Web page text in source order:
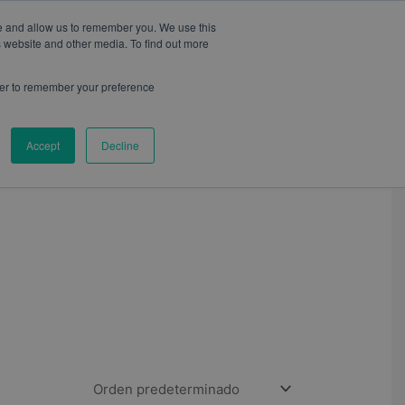
allow us to remember you. We use this
and other media. To find out more
to remember your preference
Accept Decline
CONTACTO BLOG